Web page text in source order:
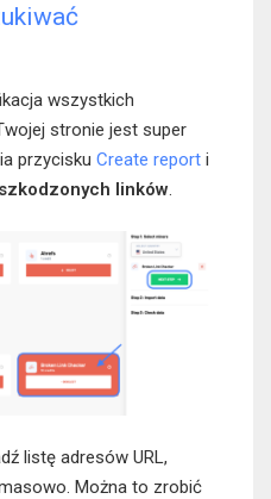
wszystkich
stronie jest super
przycisku Create report i
linków.
listę adresów URL,
Można to zrobić